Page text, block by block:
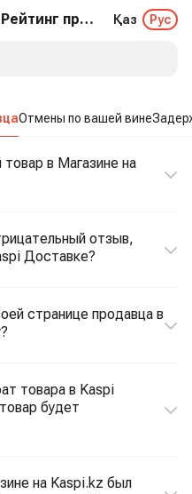
Показатели качества. Рейтинг продавца Қаз Рус
Отмены по вашей вине
в Магазине на
отзыв,
Доставке?
странице продавца в
товара в Kaspi
будет
на Kaspi.kz был